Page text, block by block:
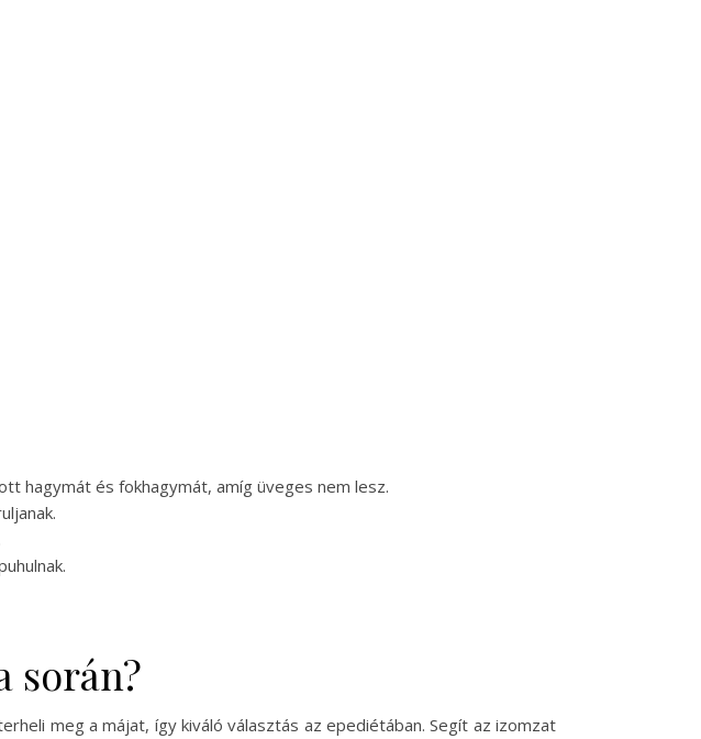
hagymát és fokhagymát, amíg üveges nem lesz.
során?
meg a májat, így kiváló választás az epediétában. Segít az izomzat